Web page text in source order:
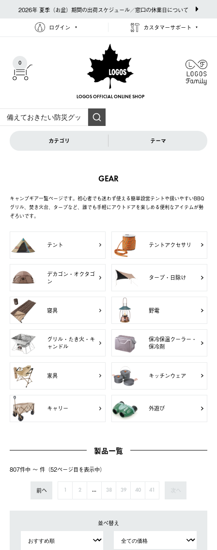
2026年 夏季（お盆）期間の出荷スケジュール／窓口の休業日について
ログイン カスタマーサポート
0
LOGOS OFFICIAL ONLINE SHOP
カテゴリ テーマ
GEAR
キャンプギア一覧ページです。初心者でも迷わず使える簡単設営テントや扱いやすいBBQ
グリル、焚き火台、タープなど、誰でも手軽にアウトドアを楽しめる便利なアイテムが勢
ぞろいです。
テント テントアクセサリ
デカゴン・オクタゴ
ン
タープ・日除け
寝具 野電
グリル・たき火・キ
ャンドル
保冷保温クーラー・
保冷剤
家具 キッチンウェア
キャリー 外遊び
製品一覧
807件中 〜 件（52ページ⽬を表⽰中）
前へ 2 ... 38 39 40 41 次へ
並べ替え